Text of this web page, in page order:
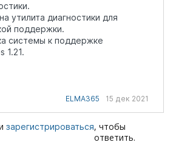
утилита диагностики для
поддержки.
системы к поддержке
1.21.
ELMA365 15 дек 2021
зарегистрироваться, чтобы
ответить.